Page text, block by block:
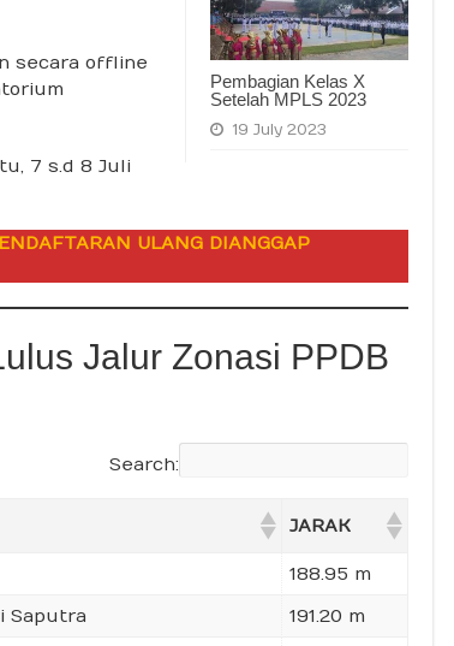
Pembagian Kelas X
Setelah MPLS 2023
19 July 2023
secara offline
7 s.d 8 Juli
ULANG DIANGGAP
Jalur Zonasi PPDB
Search:
JARAK
188.95 m
Saputra
191.20 m